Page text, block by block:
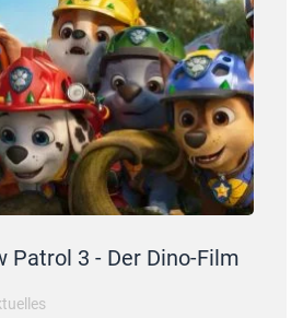
Patrol 3 - Der Dino-Film